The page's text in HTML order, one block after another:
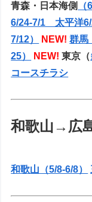
青森・日本海側 （
6/24-7/1 太平洋6/
7/12）
NEW! 群馬
25）
NEW! 東京（
コースチラシ
和歌山→広
和歌山（5/8-6/8）